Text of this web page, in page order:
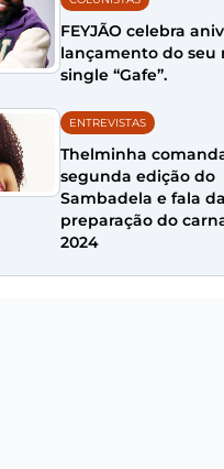
FEYJÃO celebra
lançamento do seu
single “Gafe”.
ENTREVISTAS
Thelminha
segunda edição do
Sambadela e fala da
preparação do
2024